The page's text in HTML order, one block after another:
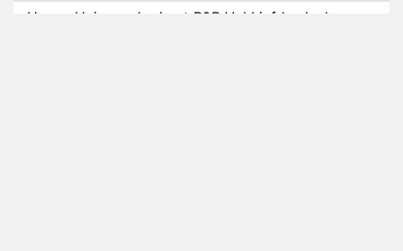
Henny Huisman herkent B&B Vol Liefde-deelnemer